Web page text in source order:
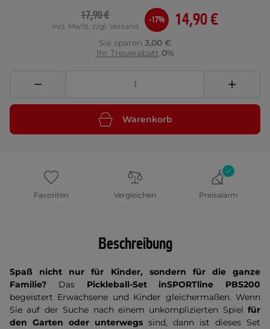
14,90 €
17,90 €
incl. MwSt. zzgl. Versand
-17%
Sie sparen 3,00 €
Ihr Treuerabatt 0%
Warenkorb
Favoriten Vergleichen Preisalarm
Beschreibung
Spaß nicht nur für Kinder, sondern für die ganze
Familie? Das Pickleball-Set inSPORTline PBS200
begeistert Erwachsene und Kinder gleichermaßen. Wenn
Sie auf der Suche nach einem unkomplizierten Spiel für
den Garten oder unterwegs sind, dann ist dieses Set